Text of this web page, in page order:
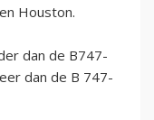
Houston.
dan de B747-
dan de B 747-